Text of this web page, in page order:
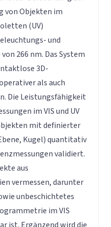
von Objekten im
(UV)
und
266 nm. Das System
3D-
als auch
Die Leistungsfähigkeit
im VIS und UV
mit definierter
Kugel) quantitativ
validiert.
aus
vermessen, darunter
unbeschichtetes
im VIS